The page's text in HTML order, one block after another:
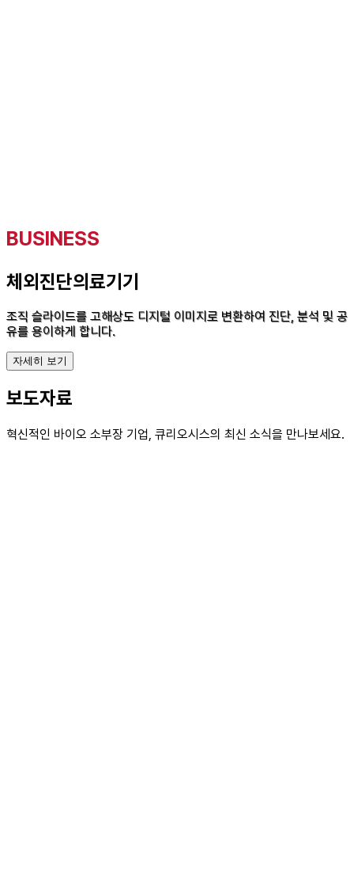
BUSINESS
체외진단의료기기
조직 슬라이드를 고해상도 디지털 이미지로 변환하여 진단, 분석 및 공
유를 용이하게 합니다.
자세히 보기
보도자료
혁신적인 바이오 소부장 기업, 큐리오시스의 최신 소식을 만나보세요.